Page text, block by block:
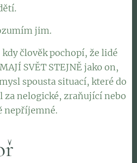
jim.
člověk pochopí, že lidé
SVĚT STEJNĚ jako on,
spousta situací, které do
za nelogické, zraňující nebo
nepříjemné.